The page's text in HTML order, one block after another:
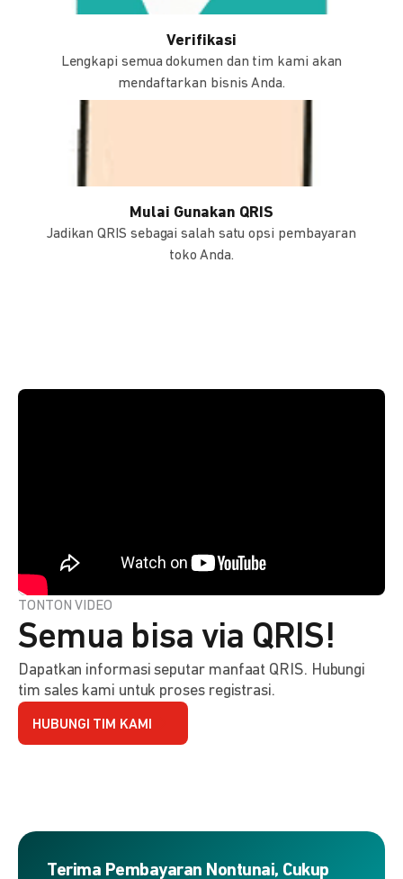
Verifikasi
Lengkapi semua dokumen dan tim kami akan
mendaftarkan bisnis Anda.
Mulai Gunakan QRIS
Jadikan QRIS sebagai salah satu opsi pembayaran
toko Anda.
TONTON VIDEO
Semua bisa via QRIS!
Dapatkan informasi seputar manfaat QRIS. Hubungi
tim sales kami untuk proses registrasi.
HUBUNGI TIM KAMI
Terima Pembayaran Nontunai, Cukup